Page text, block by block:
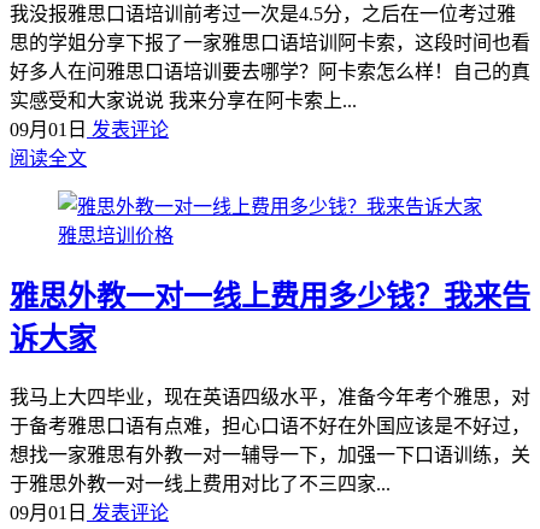
我没报雅思口语培训前考过一次是4.5分，之后在一位考过雅
思的学姐分享下报了一家雅思口语培训阿卡索，这段时间也看
好多人在问雅思口语培训要去哪学？阿卡索怎么样！自己的真
实感受和大家说说 我来分享在阿卡索上...
09月01日 发表评论
阅读全文
雅思培训价格
雅思外教一对一线上费用多少钱？我来告
诉大家
我马上大四毕业，现在英语四级水平，准备今年考个雅思，对
于备考雅思口语有点难，担心口语不好在外国应该是不好过，
想找一家雅思有外教一对一辅导一下，加强一下口语训练，关
于雅思外教一对一线上费用对比了不三四家...
09月01日 发表评论